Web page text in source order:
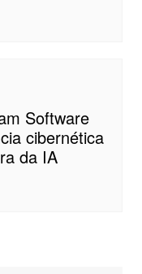
Software
cibernética
da IA